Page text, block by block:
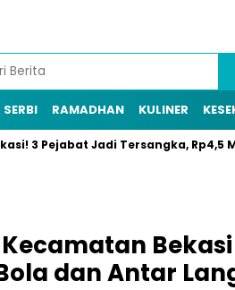
SERBI RAMADHAN KULINER
3 Pejabat Jadi Tersangka, Rp4,5
Bekasi
dan Antar